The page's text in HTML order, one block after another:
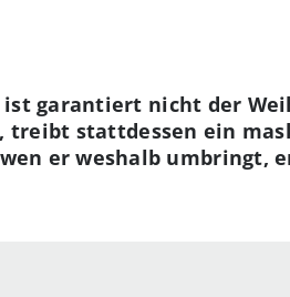
ist garantiert nicht der
stattdessen ein
er weshalb umbringt,